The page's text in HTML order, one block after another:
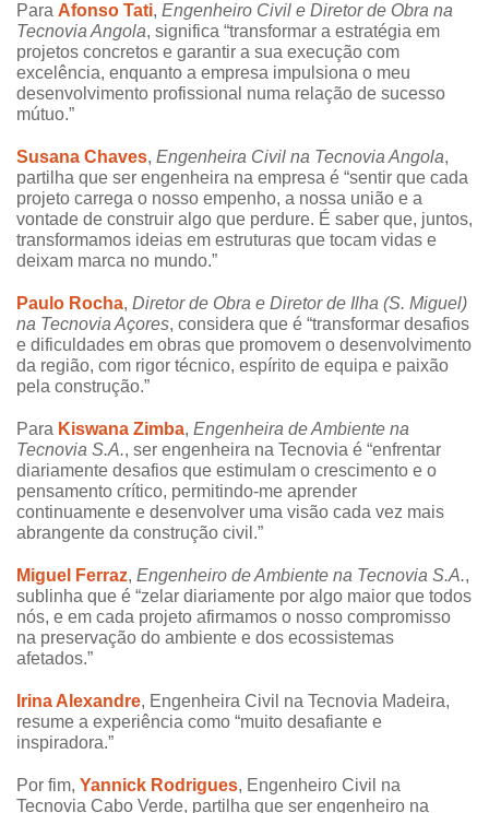
Para Afonso Tati, Engenheiro Civil e Diretor de Obra na
Tecnovia Angola, significa “transformar a estratégia em
projetos concretos e garantir a sua execução com
excelência, enquanto a empresa impulsiona o meu
desenvolvimento profissional numa relação de sucesso
mútuo.”
Susana Chaves, Engenheira Civil na Tecnovia Angola,
partilha que ser engenheira na empresa é “sentir que cada
projeto carrega o nosso empenho, a nossa união e a
vontade de construir algo que perdure. É saber que, juntos,
transformamos ideias em estruturas que tocam vidas e
deixam marca no mundo.”
Paulo Rocha, Diretor de Obra e Diretor de Ilha (S. Miguel)
na Tecnovia Açores, considera que é “transformar desafios
e dificuldades em obras que promovem o desenvolvimento
da região, com rigor técnico, espírito de equipa e paixão
pela construção.”
Para Kiswana Zimba, Engenheira de Ambiente na
Tecnovia S.A., ser engenheira na Tecnovia é “enfrentar
diariamente desafios que estimulam o crescimento e o
pensamento crítico, permitindo-me aprender
continuamente e desenvolver uma visão cada vez mais
abrangente da construção civil.”
Miguel Ferraz, Engenheiro de Ambiente na Tecnovia S.A.,
sublinha que é “zelar diariamente por algo maior que todos
nós, e em cada projeto afirmamos o nosso compromisso
na preservação do ambiente e dos ecossistemas
afetados.”
Irina Alexandre, Engenheira Civil na Tecnovia Madeira,
resume a experiência como “muito desafiante e
inspiradora.”
Por fim, Yannick Rodrigues, Engenheiro Civil na
Tecnovia Cabo Verde, partilha que ser engenheiro na